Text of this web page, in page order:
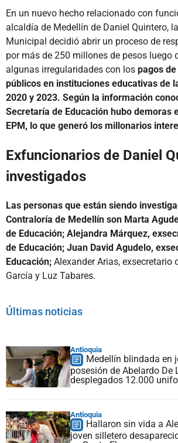
En un nuevo hecho relacionado con
alcaldía de Medellín de Daniel Quintero,
Municipal decidió abrir un proceso de
por más de 250 millones de pesos luego
algunas irregularidades con los pagos
públicos en instituciones educativas de
2020 y 2023. Según la información
Secretaría de Educación hubo demoras
EPM, lo que generó los millonarios
Exfuncionarios de Daniel
investigados
Las personas que están siendo
Contraloría de Medellín son Marta
de Educación; Alejandra Márquez,
de Educación; Juan David Agudelo,
Educación; Alexander Arias, exsecretario
García y Luz Tabares.
Últimas noticias
Antioquia
Medellín blindada en
posesión de Abelardo De
desplegados 12.000
Antioquia
Hallaron sin vida a
joven silletero